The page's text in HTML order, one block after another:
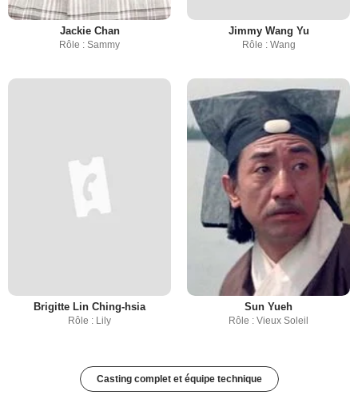
Jackie Chan
Rôle : Sammy
Jimmy Wang Yu
Rôle : Wang
Brigitte Lin Ching-hsia
Rôle : Lily
Sun Yueh
Rôle : Vieux Soleil
Casting complet et équipe technique